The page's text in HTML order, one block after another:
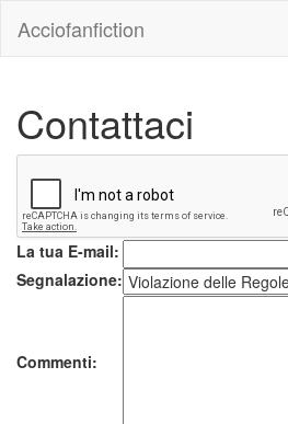
Acciofanfiction
Contattaci
La tua E-mail:
Segnalazione:
Commenti: